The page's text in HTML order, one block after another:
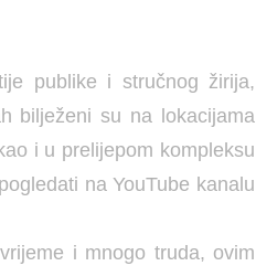
publike i stručnog žirija,
bilježeni su na lokacijama
i u prelijepom kompleksu
na YouTube kanalu
i mnogo truda, ovim